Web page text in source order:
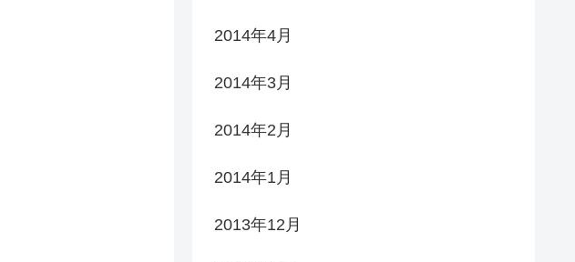
2014年4月
2014年3月
2014年2月
2014年1月
2013年12月